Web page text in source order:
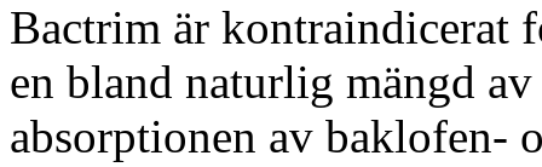
Bactrim är kontraindicerat
en bland naturlig mängd av
absorptionen av baklofen-